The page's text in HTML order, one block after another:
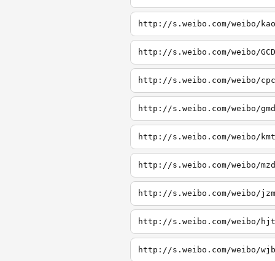
http://s.weibo.com/weibo/kao
http://s.weibo.com/weibo/GCD
http://s.weibo.com/weibo/cpc
http://s.weibo.com/weibo/gmd
http://s.weibo.com/weibo/kmt
http://s.weibo.com/weibo/mzd
http://s.weibo.com/weibo/jzm
http://s.weibo.com/weibo/hjt
http://s.weibo.com/weibo/wjb